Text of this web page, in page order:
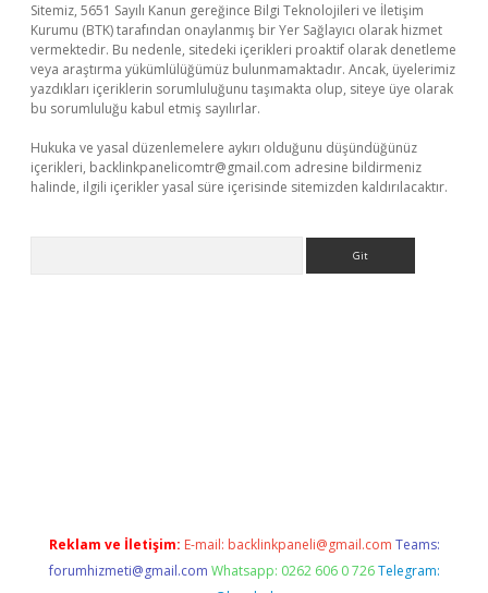
Sitemiz, 5651 Sayılı Kanun gereğince Bilgi Teknolojileri ve İletişim
Kurumu (BTK) tarafından onaylanmış bir Yer Sağlayıcı olarak hizmet
vermektedir. Bu nedenle, sitedeki içerikleri proaktif olarak denetleme
veya araştırma yükümlülüğümüz bulunmamaktadır. Ancak, üyelerimiz
yazdıkları içeriklerin sorumluluğunu taşımakta olup, siteye üye olarak
bu sorumluluğu kabul etmiş sayılırlar.
Hukuka ve yasal düzenlemelere aykırı olduğunu düşündüğünüz
içerikleri, backlinkpanelicomtr@gmail.com adresine bildirmeniz
halinde, ilgili içerikler yasal süre içerisinde sitemizden kaldırılacaktır.
Reklam ve İletişim: E-mail: backlinkpaneli@gmail.com Teams:
forumhizmeti@gmail.com Whatsapp: 0262 606 0 726 Telegram: